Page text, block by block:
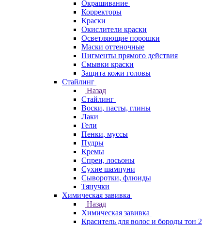
Окрашивание
Корректоры
Краски
Окислители краски
Осветляющие порошки
Маски оттеночные
Пигменты прямого действия
Смывки краски
Защита кожи головы
Стайлинг
Назад
Стайлинг
Воски, пасты, глины
Лаки
Гели
Пенки, муссы
Пудры
Кремы
Спреи, лосьоны
Сухие шампуни
Сыворотки, флюиды
Тянучки
Химическая завивка
Назад
Химическая завивка
Краситель для волос и бороды тон 2